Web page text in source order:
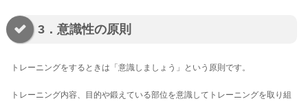
3．意識性の原則
トレーニングをするときは「意識しましょう」という原則です。
トレーニング内容、目的や鍛えている部位を意識してトレーニングを取り組